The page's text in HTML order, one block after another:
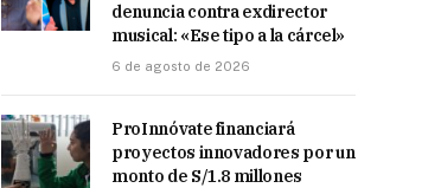
denuncia contra exdirector
musical: «Ese tipo a la cárcel»
6 de agosto de 2026
ProInnóvate financiará
proyectos innovadores por un
monto de S/1.8 millones